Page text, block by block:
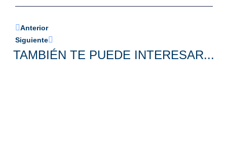
Anterior
Siguiente
TAMBIÉN TE PUEDE INTERESAR...